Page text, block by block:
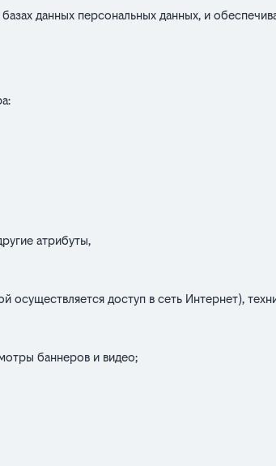
данных персональных данных, и
атрибуты,
доступ в сеть Интернет),
баннеров и видео;